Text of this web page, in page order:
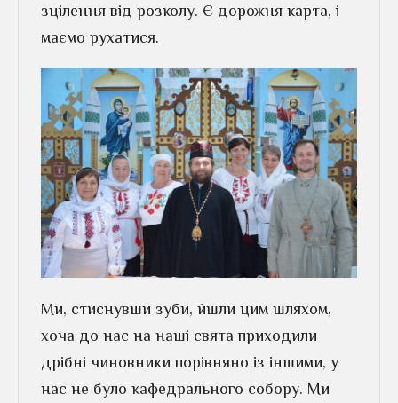
зцілення від розколу. Є дорожня карта, і
маємо рухатися.
Ми, стиснувши зуби, йшли цим шляхом,
хоча до нас на наші свята приходили
дрібні чиновники порівняно із іншими, у
нас не було кафедрального собору. Ми